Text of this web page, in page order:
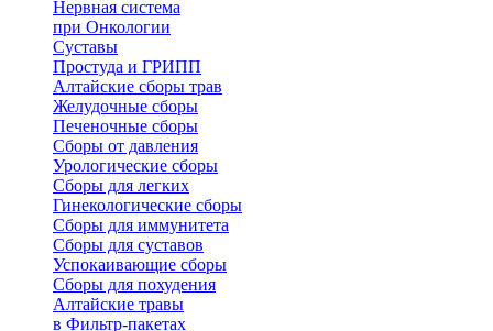
Нервная система
при Онкологии
Суставы
Простуда и ГРИПП
Алтайские сборы трав
Желудочные сборы
Печеночные сборы
Сборы от давления
Урологические сборы
Сборы для легких
Гинекологические сборы
Сборы для иммунитета
Сборы для суставов
Успокаивающие сборы
Сборы для похудения
Алтайские травы
в Фильтр-пакетах